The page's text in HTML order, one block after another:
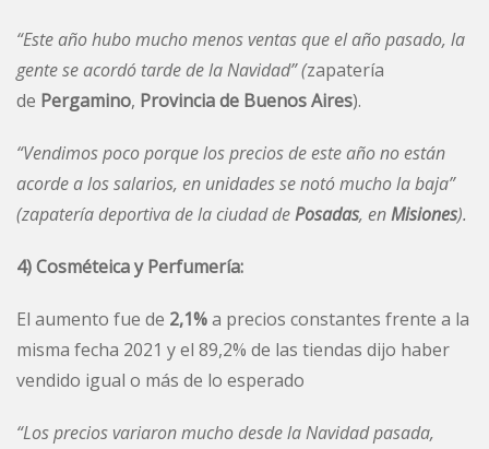
“Este año hubo mucho menos ventas que el año pasado, la
gente se acordó tarde de la Navidad” (zapatería
de Pergamino, Provincia de Buenos Aires).
“Vendimos poco porque los precios de este año no están
acorde a los salarios, en unidades se notó mucho la baja”
(zapatería deportiva de la ciudad dePosadas, enMisiones).
4) Cosméteica y Perfumería:
El aumento fue de 2,1%a precios constantes frente a la
misma fecha 2021 y el 89,2% de las tiendas dijo haber
vendido igual o más de lo esperado
“Los precios variaron mucho desde la Navidad pasada,